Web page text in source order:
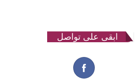
ابقى على تواصل